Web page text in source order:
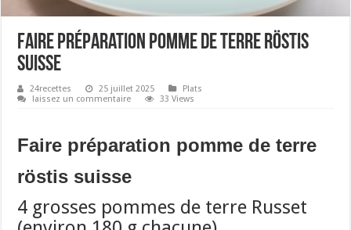
Faire préparation pomme de terre röstis
suisse
24recettes 25 juillet 2025
Plats
laissez un commentaire
33 Views
Faire préparation pomme de terre
röstis suisse
4 grosses pommes de terre Russet